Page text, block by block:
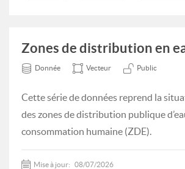
Zones de distribution en
Donnée Vecteur Public
Cette série de données reprend la
des zones de distribution publique
consommation humaine (ZDE).
Mise à jour: 08/07/2026